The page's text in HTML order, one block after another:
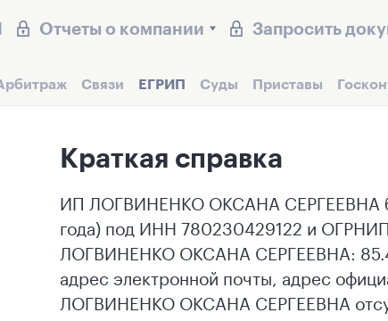
Отчеты о компании Запросить
Связи ЕГРИП Суды Приставы
Краткая справка
ИП ЛОГВИНЕНКО ОКСАНА СЕРГЕЕВНА
года) под ИНН 780230429122 и
ЛОГВИНЕНКО ОКСАНА СЕРГЕЕВНА:
адрес электронной почты, адрес
ЛОГВИНЕНКО ОКСАНА СЕРГЕЕВНА